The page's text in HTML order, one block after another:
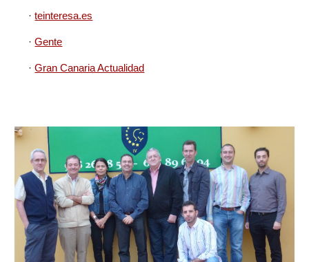
·teinteresa.es
·Gente
·Gran Canaria Actualidad